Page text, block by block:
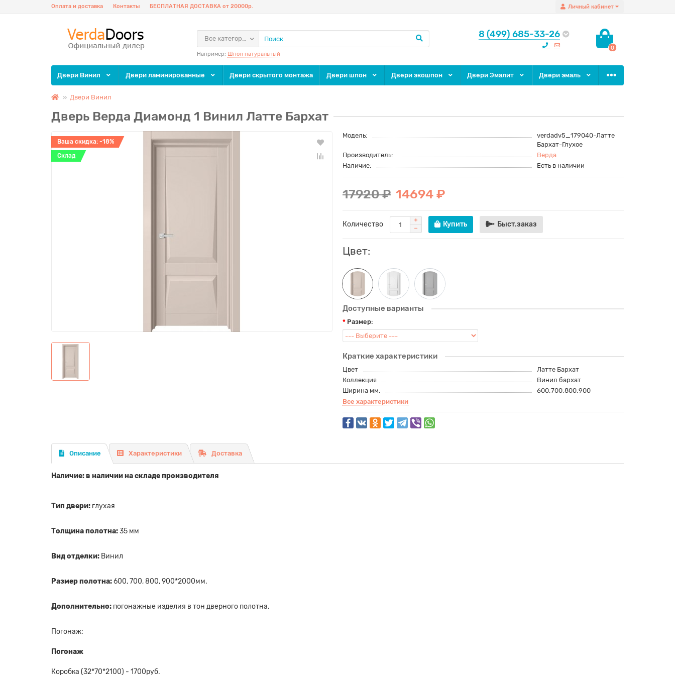
Личный кабинет
Оплата и доставка Контакты БЕСПЛАТНАЯ ДОСТАВКА от 20000р.
8 (499) 685-33-26
0
Все категории
Например: Шпон натуральный
Двери Винил Двери ламинированные Двери скрытого монтажа Двери шпон Двери экошпон Двери Эмалит Двери эмаль
Двери Винил
Дверь Верда Диамонд 1 Винил Латте Бархат
Ваша скидка: -18%
Склад
Модель:
verdadv5_179040-Латте
Бархат-Глухое
Производитель:
Верда
Наличие:
Есть в наличии
17920 ₽ 14694 ₽
Количество Купить Быст.заказ
Цвет:
Доступные варианты
Размер:
Краткие характеристики
Цвет
Латте Бархат
Коллекция
Винил бархат
Ширина мм.
600;700;800;900
Все характеристики
Описание Характеристики Доставка
Наличие: в наличии на складе производителя
Тип двери: глухая
Толщина полотна:35 мм
Вид отделки: Винил
Размер полотна:600, 700, 800, 900*2000мм.
Дополнительно: погонажные изделия в тон дверного полотна.
Погонаж:
Погонаж
Коробка (32*70*2100) - 1700руб.